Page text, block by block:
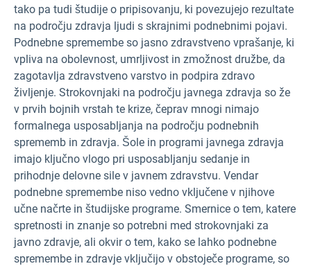
tako pa tudi študije o pripisovanju, ki povezujejo rezultate
na področju zdravja ljudi s skrajnimi podnebnimi pojavi.
Podnebne spremembe so jasno zdravstveno vprašanje, ki
vpliva na obolevnost, umrljivost in zmožnost družbe, da
zagotavlja zdravstveno varstvo in podpira zdravo
življenje. Strokovnjaki na področju javnega zdravja so že
v prvih bojnih vrstah te krize, čeprav mnogi nimajo
formalnega usposabljanja na področju podnebnih
sprememb in zdravja. Šole in programi javnega zdravja
imajo ključno vlogo pri usposabljanju sedanje in
prihodnje delovne sile v javnem zdravstvu. Vendar
podnebne spremembe niso vedno vključene v njihove
učne načrte in študijske programe. Smernice o tem, katere
spretnosti in znanje so potrebni med strokovnjaki za
javno zdravje, ali okvir o tem, kako se lahko podnebne
spremembe in zdravje vključijo v obstoječe programe, so